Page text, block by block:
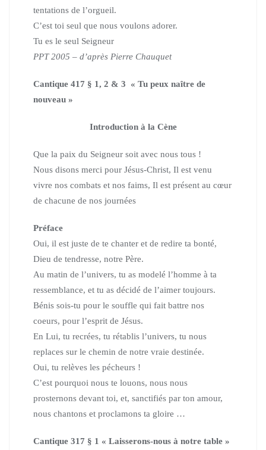
tentations de l’orgueil.
C’est toi seul que nous voulons adorer.
Tu es le seul Seigneur
PPT 2005 – d’après Pierre Chauquet
Cantique 417 § 1, 2 & 3 « Tu peux naître de
nouveau »
Introduction à la Cène
Que la paix du Seigneur soit avec nous tous !
Nous disons merci pour Jésus-Christ, Il est venu
vivre nos combats et nos faims, Il est présent au cœur
de chacune de nos journées
Préface
Oui, il est juste de te chanter et de redire ta bonté,
Dieu de tendresse, notre Père.
Au matin de l’univers, tu as modelé l’homme à ta
ressemblance, et tu as décidé de l’aimer toujours.
Bénis sois-tu pour le souffle qui fait battre nos
coeurs, pour l’esprit de Jésus.
En Lui, tu recrées, tu rétablis l’univers, tu nous
replaces sur le chemin de notre vraie destinée.
Oui, tu relèves les pécheurs !
C’est pourquoi nous te louons, nous nous
prosternons devant toi, et, sanctifiés par ton amour,
nous chantons et proclamons ta gloire …
Cantique 317 § 1 « Laisserons-nous à notre table »